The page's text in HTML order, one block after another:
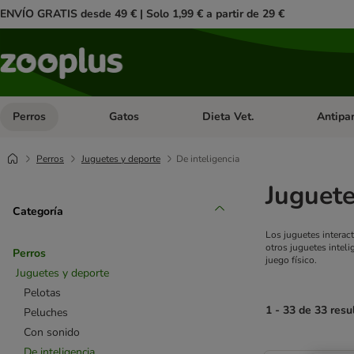
ENVÍO GRATIS desde 49 € | Solo 1,99 € a partir de 29 €
Perros Menú de categoria abierto: Perros
Gatos Menú de categoria abierto: Gatos
Dieta Vet. Menú
Perros Juguetes y deporte De inteligencia
Categoría
Perros
Juguetes y deporte
Pelotas
Peluches
Con sonido
Los juguetes
otros juguetes
juego físico.
1 - 33 de 33
product items